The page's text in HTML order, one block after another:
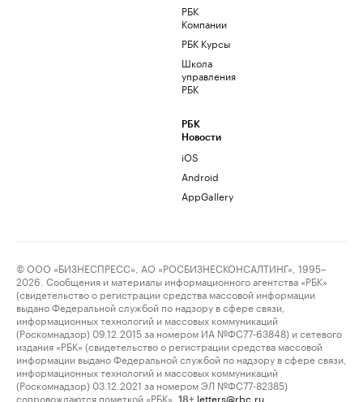
РБК
Компании
РБК Курсы
Школа
управления
РБК
РБК
Новости
iOS
Android
AppGallery
© ООО «БИЗНЕСПРЕСС», АО «РОСБИЗНЕСКОНСАЛТИНГ», 1995–
2026. Сообщения и материалы информационного агентства «РБК»
(свидетельство о регистрации средства массовой информации
выдано Федеральной службой по надзору в сфере связи,
информационных технологий и массовых коммуникаций
(Роскомнадзор) 09.12.2015 за номером ИА №ФС77-63848) и сетевого
издания «РБК» (свидетельство о регистрации средства массовой
информации выдано Федеральной службой по надзору в сфере связи,
информационных технологий и массовых коммуникаций
(Роскомнадзор) 03.12.2021 за номером ЭЛ №ФС77-82385)
сопровождаются пометкой «РБК».
18+ letters@rbc.ru